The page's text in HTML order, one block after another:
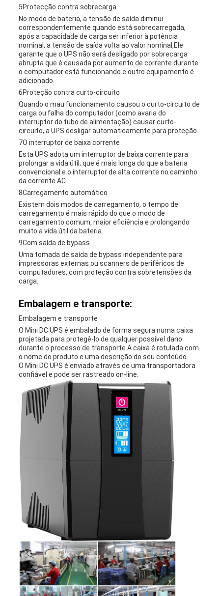
5Protecção contra sobrecarga
No modo de bateria, a tensão de saída diminui
correspondentemente quando está sobrecarregada,
após a capacidade de carga ser inferior à potência
nominal, a tensão de saída volta ao valor nominal,Ele
garante que o UPS não será desligado por sobrecarga
abrupta que é causada por aumento de corrente durante
o computador está funcionando e outro equipamento é
adicionado.
6Proteção contra curto-circuito
Quando o mau funcionamento causou o curto-circuito de
carga ou falha do computador (como avaria do
interruptor do tubo de alimentação) causar curto-
circuito, a UPS desligar automaticamente para proteção.
7O interruptor de baixa corrente
Esta UPS adota um interruptor de baixa corrente para
prolongar a vida útil, que é mais longa do que a bateria
convencional e o interruptor de alta corrente no caminho
da corrente AC.
8Carregamento automático
Existem dois modos de carregamento, o tempo de
carregamento é mais rápido do que o modo de
carregamento comum, maior eficiência e prolongando
muito a vida útil da bateria.
9Com saída de bypass
Uma tomada de saída de bypass independente para
impressoras externas ou scanners de periféricos de
computadores, com proteção contra sobretensões da
carga.
Embalagem e transporte:
Embalagem e transporte
O Mini DC UPS é embalado de forma segura numa caixa
projetada para protegê-lo de qualquer possível dano
durante o processo de transporte.A caixa é rotulada com
o nome do produto e uma descrição do seu conteúdo.
O Mini DC UPS é enviado através de uma transportadora
confiável e pode ser rastreado on-line.